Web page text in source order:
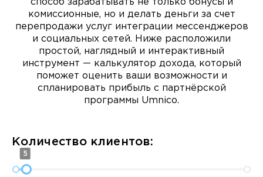
способ зарабатывать не только бонусы и
комиссионные, но и делать деньги за счет
перепродажи услуг интеграции мессенджеров
и социальных сетей. Ниже расположили
простой, наглядный и интерактивный
инструмент — калькулятор дохода, который
поможет оценить ваши возможности и
спланировать прибыль с партнёрской
программы Umnico.
Количество клиентов:
5